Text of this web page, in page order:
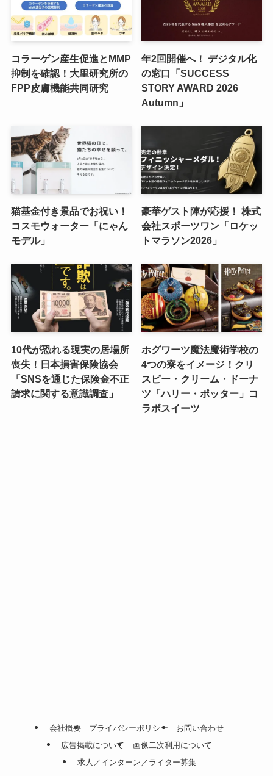
コラーゲン産生促進とMMP
抑制を確認！大里研究所の
FPP皮膚機能共同研究
年2回開催へ！ デジタル化
の窓口「SUCCESS
STORY AWARD 2026
Autumn」
猫基金付き景品でお祝い！
コスモウォーター「にゃん
モデル」
豪華ゲスト陣が応援！ 株式
会社スポーツワン「ロケッ
トマラソン2026」
10代が恐れる現実の居場所
喪失！日本損害保険協会
「SNSを通じた保険金不正
請求に関する意識調査」
ホグワーツ魔法魔術学校の
4つの寮をイメージ！クリ
スピー・クリーム・ドーナ
ツ「ハリー・ポッター」コ
ラボスイーツ
会社概要 プライバシーポリシー
お問い合わせ
広告掲載について
画像二次利用について
求人／インターン／ライター募集